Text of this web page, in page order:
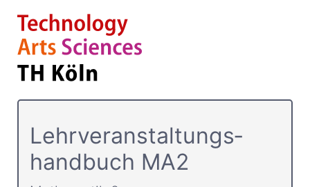
Lehrver­anstaltungs­
handbuch MA2